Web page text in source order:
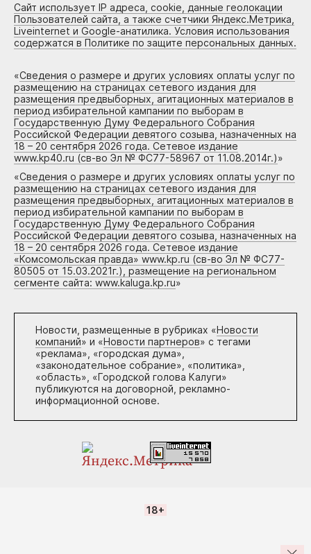
Сайт использует IP адреса, cookie, данные геолокации
Пользователей сайта, а также счетчики Яндекс.Метрика,
Liveinternet и Google-анатилика. Условия использования
содержатся в Политике по защите персональных данных.
«Сведения о размере и других условиях оплаты услуг по
размещению на страницах сетевого издания для
размещения предвыборных, агитационных материалов в
период избирательной кампании по выборам в
Государственную Думу Федерального Собрания
Российской Федерации девятого созыва, назначенных на
18 – 20 сентября 2026 года. Сетевое издание
www.kp40.ru (св-во Эл № ФС77-58967 от 11.08.2014г.)»
«Сведения о размере и других условиях оплаты услуг по
размещению на страницах сетевого издания для
размещения предвыборных, агитационных материалов в
период избирательной кампании по выборам в
Государственную Думу Федерального Собрания
Российской Федерации девятого созыва, назначенных на
18 – 20 сентября 2026 года. Сетевое издание
«Комсомольская правда» www.kp.ru (св-во Эл № ФС77-
80505 от 15.03.2021г.), размещение на региональном
сегменте сайта: www.kaluga.kp.ru»
Новости, размещенные в рубриках «Новости
компаний» и «Новости партнеров» с тегами
«реклама», «городская дума»,
«законодательное собрание», «политика»,
«область», «Городской голова Калуги»
публикуются на договорной, рекламно-
информационной основе.
18+